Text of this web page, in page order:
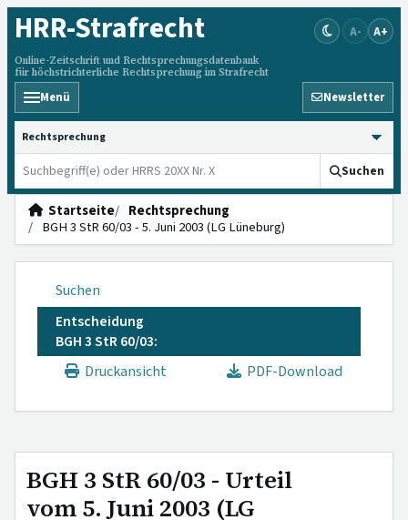
HRR-Strafrecht
Online-Zeitschrift und Rechtsprechungsdatenbank
für höchstrichterliche Rechtsprechung im Strafrecht
A- A+
Menü Newsletter
HRRS durchsuchen
Suchen
Startseite
Rechtsprechung
BGH 3 StR 60/03 - 5. Juni 2003 (LG Lüneburg)
Suchen
Entscheidung
BGH 3 StR 60/03:
Druckansicht
PDF-Download
BGH 3 StR 60/03 - Urteil
vom 5. Juni 2003 (LG